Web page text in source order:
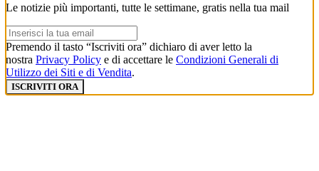
Le notizie più importanti, tutte le settimane, gratis nella tua mail
Premendo il tasto “Iscriviti ora” dichiaro di aver letto la
nostra Privacy Policy e di accettare le Condizioni Generali di
Utilizzo dei Siti e di Vendita.
ISCRIVITI ORA